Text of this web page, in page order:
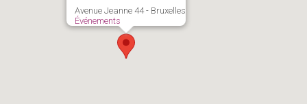
Avenue Jeanne 44 - Bruxelles
Événements